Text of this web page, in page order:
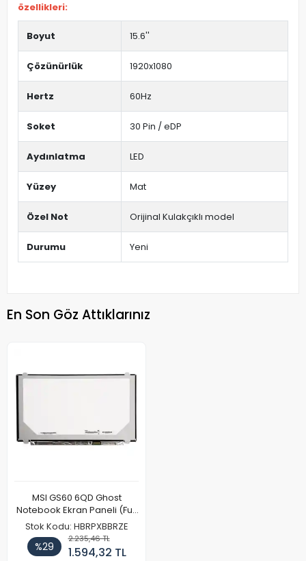
özellikleri:
Boyut 15.6''
Çözünürlük 1920x1080
Hertz 60Hz
Soket 30 Pin / eDP
Aydınlatma LED
Yüzey Mat
Özel Not Orijinal Kulakçıklı model
Durumu Yeni
En Son Göz Attıklarınız
MSI GS60 6QD Ghost
Notebook Ekran Paneli (Full
HD)
Stok Kodu: HBRPXBBRZE
%29
2.235,46 TL
1.594,32 TL